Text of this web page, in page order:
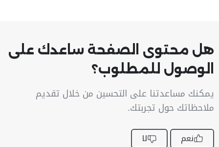
هل محتوى الصفحة ساعدك على
الوصول للمطلوب؟
يمكنك مساعدتنا على التحسين من خلال تقديم
ملاحظاتك حول تجربتك.
نعم لا